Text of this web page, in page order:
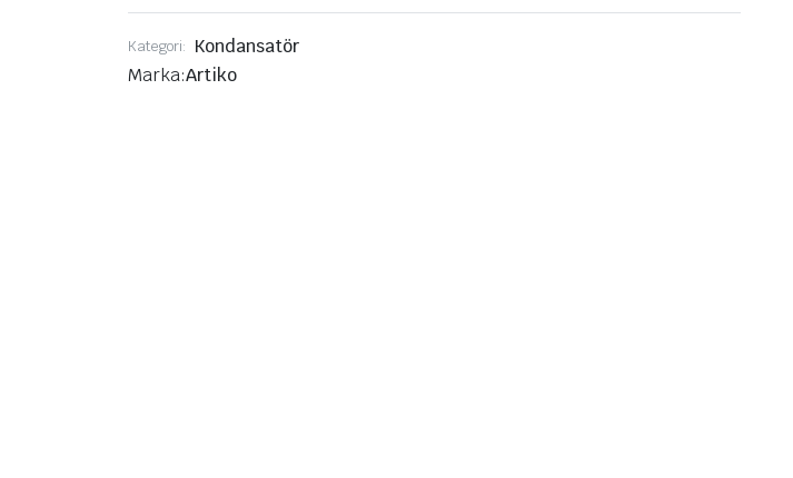
Kangal Bakır Borular (SPLİT)
Kategori: Kondansatör
Marka:Artiko